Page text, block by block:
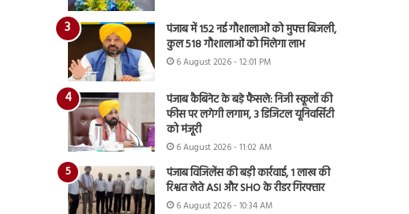
पंजाब में 152 नई गौशालाओं को मुफ्त बिजली,
कुल 518 गौशालाओं को मिलेगा लाभ
6 August 2026 - 12:01 PM
पंजाब कैबिनेट के बड़े फैसले: निजी स्कूलों की
फीस पर लगेगी लगाम, 3 डिजिटल यूनिवर्सिटी
को मंजूरी
6 August 2026 - 11:02 AM
पंजाब विजिलेंस की बड़ी कार्रवाई, 1 लाख की
रिश्वत लेते ASI और SHO के रीडर गिरफ्तार
6 August 2026 - 10:34 AM